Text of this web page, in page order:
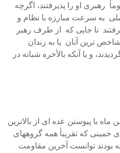
رهبری او را پذيرفتند، اگرچه
ملی به سرعت مبارزه با نظام و
تا جايی که از طرف رهبر
ترين آنان يا به زندان
و يا آنکه بالأخره شبانه در
با پيوستن عده ای از بالاترين
خمينی که تقريبأ همه گروههای
بودند توانست آخرين مقاومت